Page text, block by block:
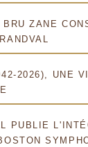
ZANE
2026), UNE
PUBLIE